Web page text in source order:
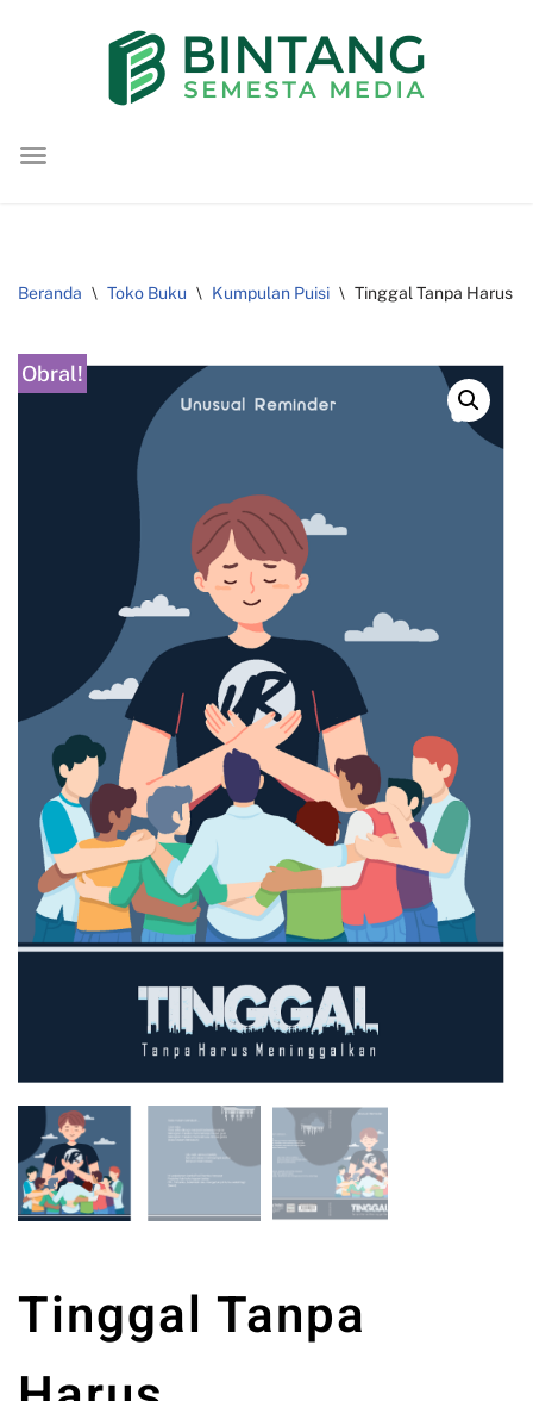
konten
Beranda \ Toko Buku \ Kumpulan Puisi \ Tinggal Tanpa Harus
Obral!
Tinggal Tanpa